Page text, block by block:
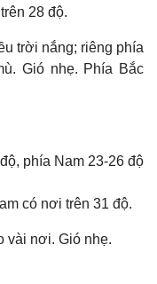
28 độ.
trời nắng; riêng phía
Gió nhẹ. Phía Bắc
phía Nam 23-26 độ
có nơi trên 31 độ.
vài nơi. Gió nhẹ.